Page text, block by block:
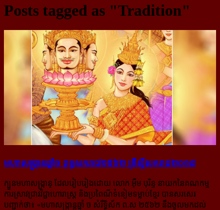
Posts tagged as "Tradition"
មហា​សង្ក្រាន​ឆ្នាំច ពុទ្ធសករាជ​២៥៦២ គ្រឹស្ដិ៍សករាជ២០១៨
ក្បួនមហាសង្ក្រាន្ ដែលរៀបរៀងដោយ លោក អ៊ឺម បុរិន្ទ នាយកនៃគណកម្ម
ការស្រាវជ្រាវវិជ្ជាហោរាស្ត្រ និងប្រពៃណីទំនៀមទម្លាប់ខ្មែរ បានសរសេរ​
បញ្ជាក់ថា៖ «មហាសង្ក្រាន្តឆ្នាំ ច សំរឹទ្ធិស័ក ព.ស ២៥៦២ នឹងចូលមកដល់